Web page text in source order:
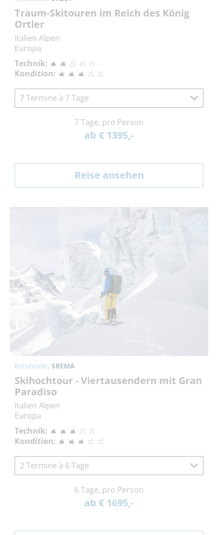
Traum-Skitouren im Reich des König
Ortler
Italien Alpen
Europa
Technik:
Kondition:
7 Termine à 7 Tage
7 Tage, pro Person
ab € 1395,-
Reise ansehen
Reisecode: SREMA
Skihochtour - Viertausendern mit Gran
Paradiso
Italien Alpen
Europa
Technik:
Kondition:
2 Termine à 6 Tage
6 Tage, pro Person
ab € 1695,-